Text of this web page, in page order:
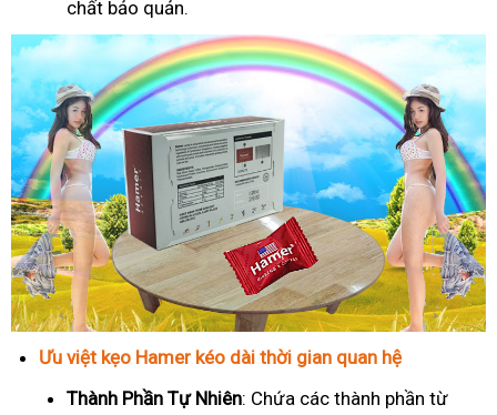
chất bảo quản.
Ưu việt kẹo Hamer kéo dài thời gian quan hệ
Thành Phần Tự Nhiên: Chứa các thành phần từ